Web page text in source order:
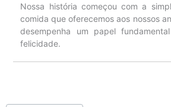
Nossa história começou com a
comida que oferecemos aos nossos
desempenha um papel
felicidade.